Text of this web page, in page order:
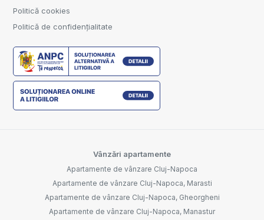
Politică cookies
Politică de confidențialitate
Vânzări apartamente
Apartamente de vânzare Cluj-Napoca
Apartamente de vânzare Cluj-Napoca, Marasti
Apartamente de vânzare Cluj-Napoca, Gheorgheni
Apartamente de vânzare Cluj-Napoca, Manastur